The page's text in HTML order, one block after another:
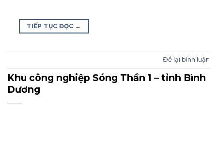
TIẾP TỤC ĐỌC →
Để lại bình luận
Khu công nghiệp Sóng Thần 1 – tỉnh Bình
Dương